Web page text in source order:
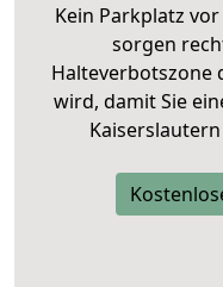
Kein Parkplatz
sorgen
Halteverbotszone
wird, damit Sie